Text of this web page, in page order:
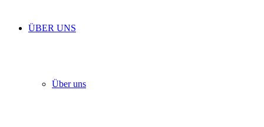
ÜBER UNS
Über uns